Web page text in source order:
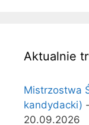
Aktualnie
Mistrzostwa
kandydacki)
20.09.2026